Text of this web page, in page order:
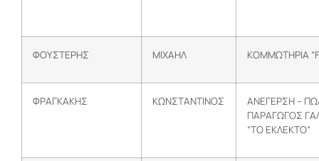
ΦΟΥΣΤΕΡΗΣ ΜΙΧΑΗΛ ΚΟΜΜΩΤΗΡΙΑ
ΦΡΑΓΚΑΚΗΣ ΚΩΝΣΤΑΝΤΙΝΟΣ
ΑΝΕΓΕΡΣΗ –
ΠΑΡΑΓΩΓΟΣ
“ΤΟ ΕΚΛΕΚΤΟ”